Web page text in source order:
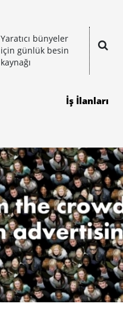
Yaratıcı bünyeler
için günlük besin
kaynağı
İş İlanları